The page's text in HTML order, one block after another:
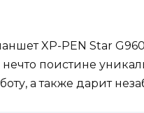
XP-PEN Star
поистине
а также дарит